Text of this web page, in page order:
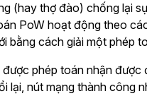
(hay thợ đào) chống lại
PoW hoạt động theo
bằng cách giải một phép
được phép toán nhận
lại, nút mạng thành công